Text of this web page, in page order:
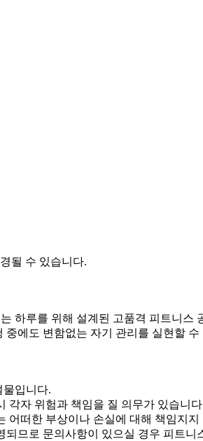
될 수 있습니다.
하루를 위해 설계된 고품격 피트니스
에도 변함없는 자기 관리를 실현할
물입니다.
각자 위험과 책임을 질 의무가 있습니
어떠한 부상이나 손실에 대해 책임지지
되므로 문의사항이 있으실 경우 피트